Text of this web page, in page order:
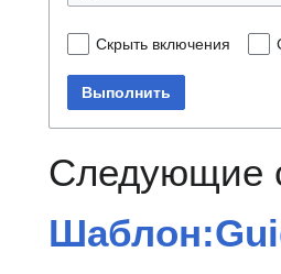
Скрыть включения
Выполнить
Следующие